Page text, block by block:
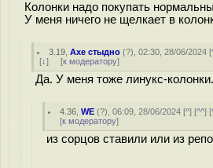
Колонки надо покупать
У меня ничего не щелкает в
3.19 ,Ахе стыдно (?), 02:30, 28/06/2024 [
[↓] [к модератору]
Да. У меня тоже линукс-
4.36 ,WE (?), 06:09, 28/06/2024 [^] [^^] [
[к модератору]
из сорцов ставили или из